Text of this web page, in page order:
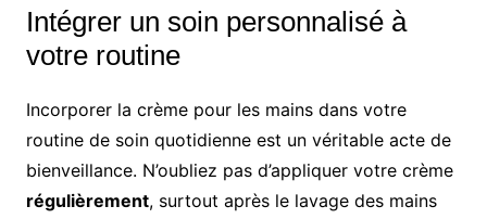
Intégrer un soin personnalisé à
votre routine
Incorporer la crème pour les mains dans votre
routine de soin quotidienne est un véritable acte de
bienveillance. N’oubliez pas d’appliquer votre crème
régulièrement, surtout après le lavage des mains